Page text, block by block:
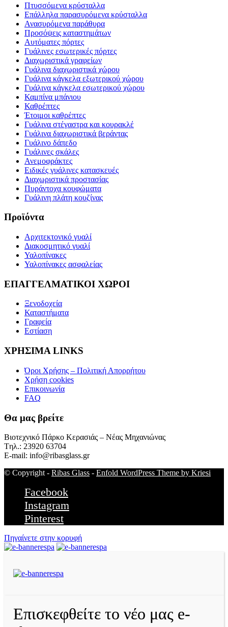
Πτυσσόμενα κρύσταλλα
Επάλληλα παρασυρόμενα κρύσταλλα
Ανασυρόμενα παράθυρα
Προσόψεις καταστημάτων
Αυτόματες πόρτες
Γυάλινες εσωτερικές πόρτες
Διαχωριστικά γραφείων
Γυάλινα διαχωριστικά χώρου
Γυάλινα κάγκελα εξωτερικού χώρου
Γυάλινα κάγκελα εσωτερικού χώρου
Καμπίνα μπάνιου
Καθρέπτες
Έτοιμοι καθρέπτες
Γυάλινα στέγαστρα και κουρακλέ
Γυάλινα διαχωριστικά βεράντας
Γυάλινο δάπεδο
Γυάλινες σκάλες
Ανεμοφράκτες
Ειδικές γυάλινες κατασκευές
Διαχωριστικά προστασίας
Πυράντοχα κουφώματα
Γυάλινη πλάτη κουζίνας
Προϊόντα
Αρχιτεκτονικό γυαλί
Διακοσμητικό γυαλί
Υαλοπίνακες
Υαλοπίνακες ασφαλείας​
ΕΠΑΓΓΕΛΜΑΤΙΚΟΙ ΧΩΡΟΙ
Ξενοδοχεία
Καταστήματα
Γραφεία
Εστίαση
ΧΡΗΣΙΜΑ LINKS
Όροι Χρήσης – Πολιτική Απορρήτου
Χρήση cookies
Επικοινωνία
FAQ
Θα μας βρείτε
Βιοτεχνικό Πάρκο Κερασιάς – Νέας Μηχανιώνας
Tηλ.: 23920 63704
E-mail: info@ribasglass.gr
© Copyright - Ribas Glass - Enfold WordPress Theme by Kriesi
Facebook
Instagram
Pinterest
Πηγαίνετε στην κορυφή
Επισκεφθείτε το νέο μας e-